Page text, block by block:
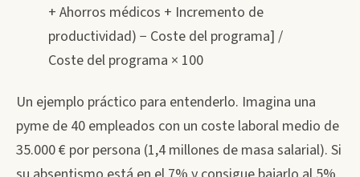
+ Ahorros médicos + Incremento de
productividad) − Coste del programa] /
Coste del programa × 100
Un ejemplo práctico para entenderlo. Imagina una
pyme de 40 empleados con un coste laboral medio de
35.000 € por persona (1,4 millones de masa salarial). Si